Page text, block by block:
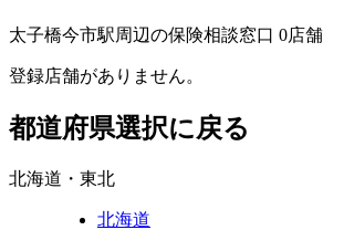
太子橋今市駅周辺の保険相談窓口 0店舗
登録店舗がありません。
都道府県選択に戻る
北海道・東北
北海道